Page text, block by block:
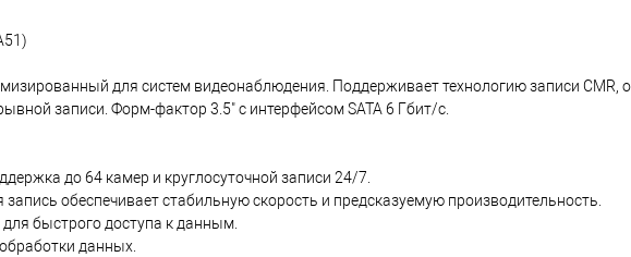
для систем видеонаблюдения. Поддерживает технологию записи CMR,
записи. Форм-фактор 3.5" с интерфейсом SATA 6 Гбит/с.
до 64 камер и круглосуточной записи 24/7.
обеспечивает стабильную скорость и предсказуемую производительность.
быстрого доступа к данным.
данных.